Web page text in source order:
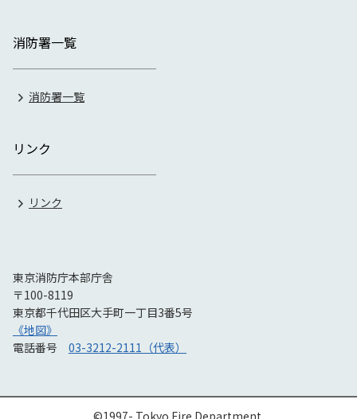
消防署一覧
消防署一覧
リンク
リンク
東京消防庁本部庁舎
〒100-8119
東京都千代田区大手町一丁目3番5号
《地図》
電話番号 03-3212-2111（代表）